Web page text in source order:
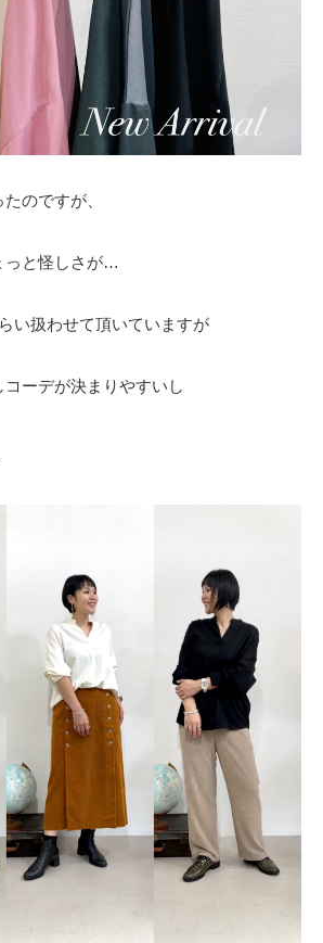
のですが、
っと怪しさが…
い扱わせて頂いていますが
ーデが決まりやすいし